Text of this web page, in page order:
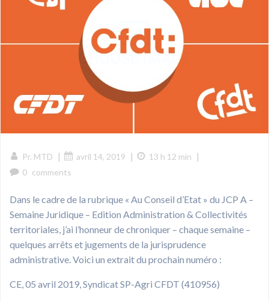
Pr. MTD | avril 14, 2019 | 13 h 12 min |
0 comments
Dans le cadre de la rubrique « Au Conseil d’Etat » du JCP A –
Semaine Juridique – Edition Administration & Collectivités
territoriales, j’ai l’honneur de chroniquer – chaque semaine –
quelques arrêts et jugements de la jurisprudence
administrative. Voici un extrait du prochain numéro :
CE, 05 avril 2019, Syndicat SP-Agri CFDT (410956)